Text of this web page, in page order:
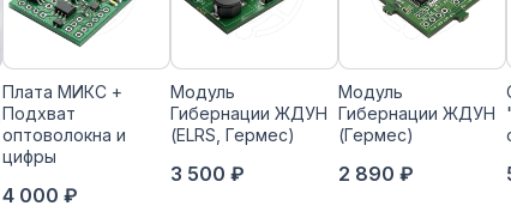
Плата МИКС +
Подхват
оптоволокна и
цифры
4 000 ₽
Модуль
Гибернации ЖДУН
(ELRS, Гермес)
3 500 ₽
Модуль
Гибернации ЖДУН
(Гермес)
2 890 ₽